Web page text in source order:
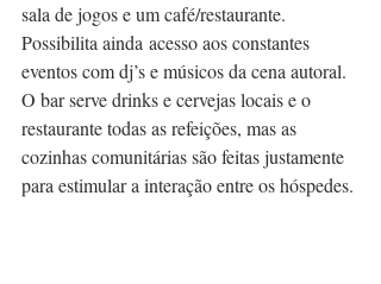
sala de jogos e um café/restaurante.
Possibilita ainda acesso aos constantes
eventos com dj’s e músicos da cena autoral.
O bar serve drinks e cervejas locais e o
restaurante todas as refeições, mas as
cozinhas comunitárias são feitas justamente
para estimular a interação entre os hóspedes.